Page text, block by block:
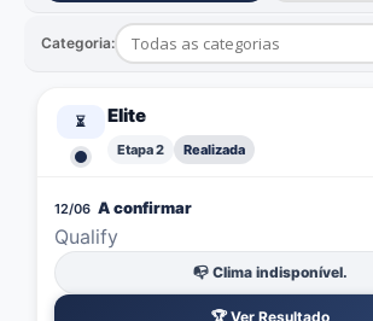
Categoria:
⏳ Elite
Etapa 2 Realizada
12/06 A confirmar
Qualify
📭 Clima indisponível.
🏆 Ver Resultado